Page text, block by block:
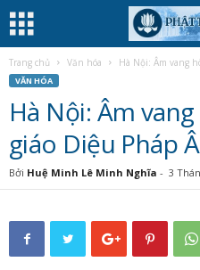
Trang chủ Văn hóa Hà Nội: Âm vang
VĂN HÓA
Hà Nội: Âm
giáo Diệu Pháp
Bởi Huệ Minh Lê Minh Nghĩa - 3